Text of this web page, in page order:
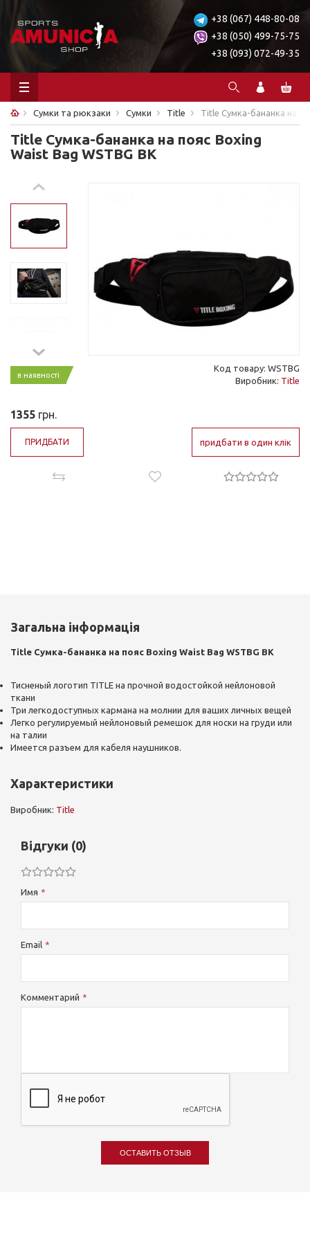
+38 (067) 448-80-08
+38 (050) 499-75-75
+38 (093) 072-49-35
Сумки та рюкзаки Сумки Title Title Сумка-бананка на
Title Сумка-бананка на пояс Boxing
Waist Bag WSTBG BK
в наявності
Код товару: WSTBG
Виробник: Title
1355 грн.
ПРИДБАТИ придбати в один клік
Загальна інформація
Title Сумка-бананка на пояс Boxing Waist Bag WSTBG BK
Тисненый логотип TITLE на прочной водостойкой нейлоновой
ткани
Три легкодоступных кармана на молнии для ваших личных вещей
Легко регулируемый нейлоновый ремешок для носки на груди или
на талии
Имеется разъем для кабеля наушников.
Характеристики
Виробник: Title
Відгуки (0)
Имя
Email
Комментарий
ОСТАВИТЬ ОТЗЫВ